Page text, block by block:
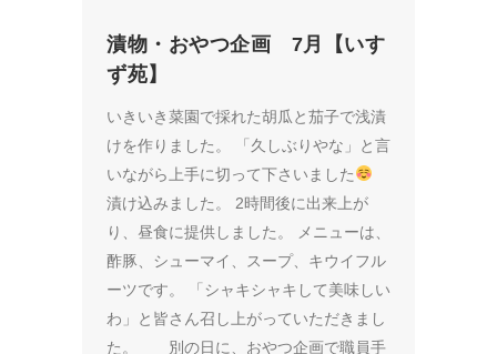
漬物・おやつ企画 7月【いす
ず苑】
いきいき菜園で採れた胡瓜と茄子で浅漬
けを作りました。 「久しぶりやな」と言
いながら上手に切って下さいました
漬け込みました。 2時間後に出来上が
り、昼食に提供しました。 メニューは、
酢豚、シューマイ、スープ、キウイフル
ーツです。 「シャキシャキして美味しい
わ」と皆さん召し上がっていただきまし
た。 別の日に、おやつ企画で職員手